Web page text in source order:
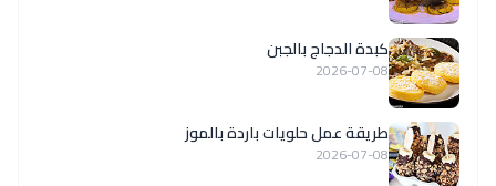
كبدة الدجاج بالجبن
2026-07-08
طريقة عمل حلويات باردة بالموز
2026-07-08